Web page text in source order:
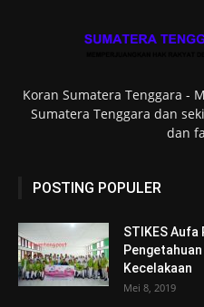
Koran Sumatera Tenggara -
Sumatera Tenggara dan
dan
POSTING POPULER
STIKES Aufa
Kecelakaan
Mei 8, 2019